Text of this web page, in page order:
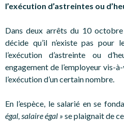
l’exécution d’astreintes ou
Dans deux arrêts du 10
décide qu’il n’existe pas
l’exécution d’astreinte ou
engagement de l’employeur vis-
l’exécution d’un certain nombre.
En l’espèce, le salarié en se
égal, salaire égal » se plaignait de